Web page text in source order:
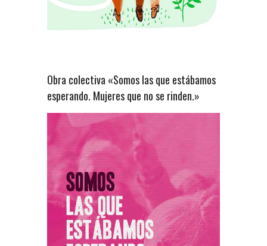
Obra colectiva «Somos las que estábamos
esperando. Mujeres que no se rinden.»